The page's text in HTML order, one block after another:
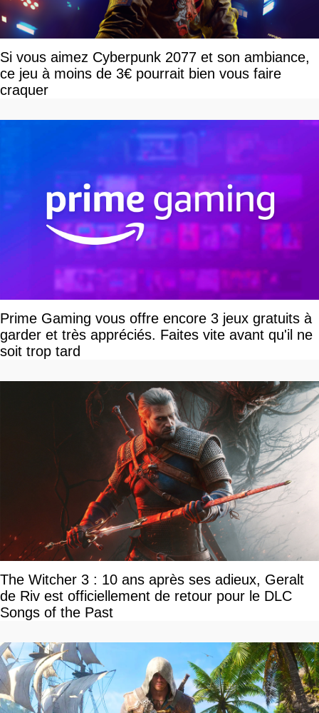
Si vous aimez Cyberpunk 2077 et son ambiance,
ce jeu à moins de 3€ pourrait bien vous faire
craquer
Prime Gaming vous offre encore 3 jeux gratuits à
garder et très appréciés. Faites vite avant qu'il ne
soit trop tard
The Witcher 3 : 10 ans après ses adieux, Geralt
de Riv est officiellement de retour pour le DLC
Songs of the Past